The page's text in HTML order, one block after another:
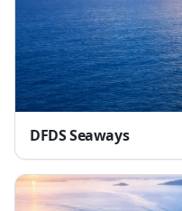
DFDS Seaways